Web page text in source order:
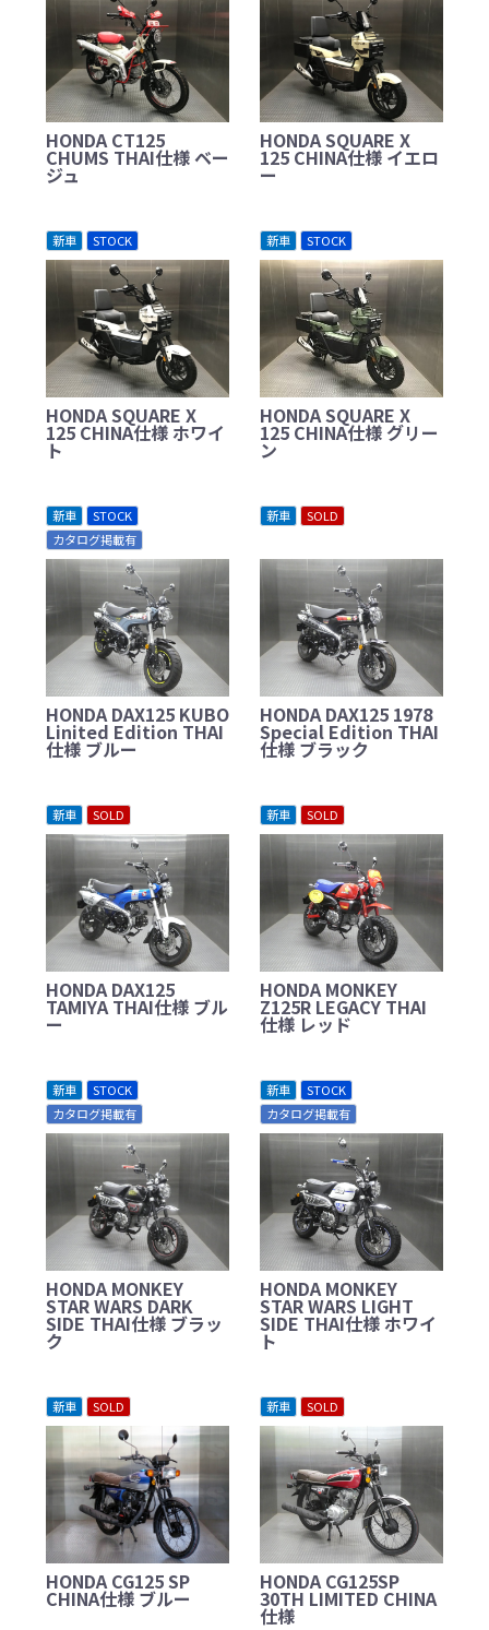
HONDA CT125
CHUMS THAI仕様 ベー
ジュ
HONDA SQUARE X
125 CHINA仕様 イエロ
ー
新車 STOCK
HONDA SQUARE X
125 CHINA仕様 ホワイ
ト
新車 STOCK
HONDA SQUARE X
125 CHINA仕様 グリー
ン
新車
STOCK
カタログ掲載有
HONDA DAX125 KUBO
Linited Edition THAI
仕様 ブルー
新車 SOLD
HONDA DAX125 1978
Special Edition THAI
仕様 ブラック
新車 SOLD
HONDA DAX125
TAMIYA THAI仕様 ブル
ー
新車 SOLD
HONDA MONKEY
Z125R LEGACY THAI
仕様 レッド
新車
STOCK
カタログ掲載有
HONDA MONKEY
STAR WARS DARK
SIDE THAI仕様 ブラッ
ク
新車
STOCK
カタログ掲載有
HONDA MONKEY
STAR WARS LIGHT
SIDE THAI仕様 ホワイ
ト
新車 SOLD
HONDA CG125 SP
CHINA仕様 ブルー
新車 SOLD
HONDA CG125SP
30TH LIMITED CHINA
仕様